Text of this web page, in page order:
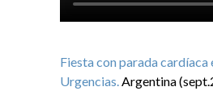
Fiesta con parada cardíaca
Urgencias.Argentina